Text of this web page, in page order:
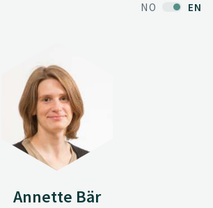
NO EN
Annette Bär